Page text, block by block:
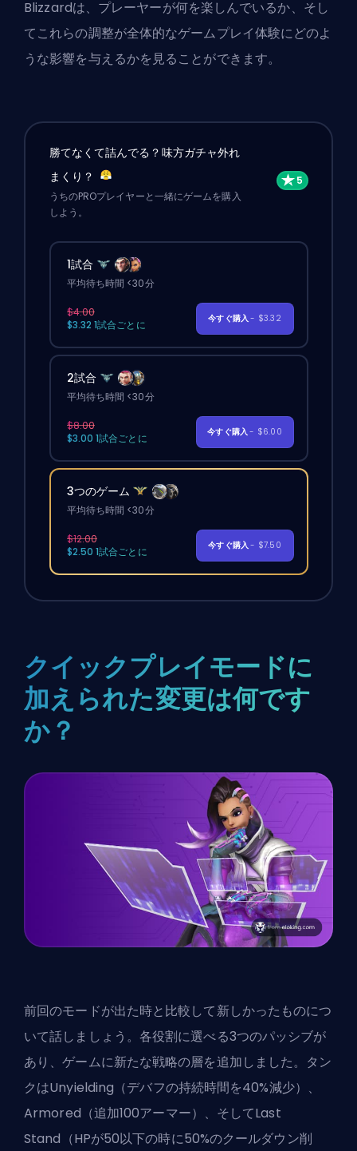
Blizzardは、プレーヤーが何を楽しんでいるか、そし
てこれらの調整が全体的なゲームプレイ体験にどのよ
うな影響を与えるかを見ることができます。
勝てなくて詰んでる？味方ガチャ外れ
まくり？
うちのPROプレイヤーと一緒にゲームを購入
しよう。
1試合
平均待ち時間 <30分
$4.00
$3.32 1試合ごとに
今すぐ購入- $3.32
2試合
平均待ち時間 <30分
$8.00
$3.00 1試合ごとに
今すぐ購入- $6.00
3つのゲーム
平均待ち時間 <30分
$12.00
$2.50 1試合ごとに
今すぐ購入- $7.50
クイックプレイモードに
加えられた変更は何です
か？
前回のモードが出た時と比較して新しかったものにつ
いて話しましょう。各役割に選べる3つのパッシブが
あり、ゲームに新たな戦略の層を追加しました。 タン
クはUnyielding（デバフの持続時間を40%減少）、
Armored（追加100アーマー）、そしてLast
Stand（HPが50以下の時に50%のクールダウン削